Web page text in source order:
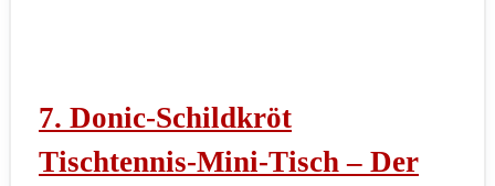
7. Donic-Schildkröt
Tischtennis-Mini-Tisch – Der